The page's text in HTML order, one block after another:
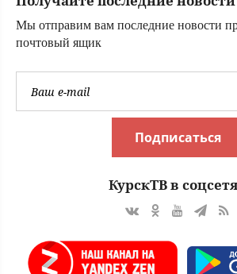
Мы отправим вам последние новости
почтовый ящик
Подписаться
КурскТВ в